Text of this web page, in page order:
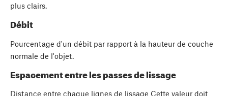
plus clairs.
Débit
Pourcentage d'un débit par rapport à la hauteur de couche
normale de l'objet.
Espacement entre les passes de lissage
Distance entre chaque lignes de lissage Cette valeur doit